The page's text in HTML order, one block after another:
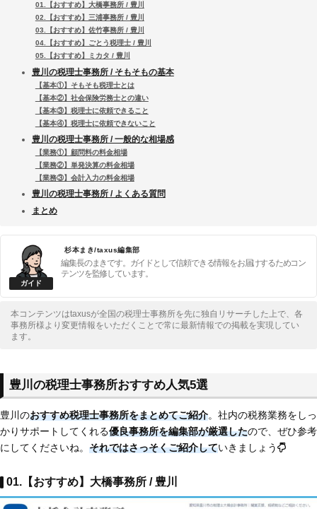
01.【おすすめ】大橋事務所 / 豊川
02.【おすすめ】三浦事務所 / 豊川
03.【おすすめ】佐竹事務所 / 豊川
04.【おすすめ】ごとう税理士 / 豊川
05.【おすすめ】ミカタ / 豊川
豊川の税理士事務所 / そもそもの基本
【基本①】そもそも税理士とは
【基本②】社会保険労務士との違い
【基本③】税理士に依頼できること
【基本④】税理士に依頼できないこと
豊川の税理士事務所 / 一般的な相場感
【業務①】顧問料の料金相場
【業務②】単発決算の料金相場
【業務③】会計入力の料金相場
豊川の税理士事務所 / よくある質問
まとめ
杉本まき/taxus編集部
編集長のまきです。ガイドとして信頼できる情報をお届けするためコン
テンツを監修しています。
本コンテンツはtaxusが全国の税理士事務所を先に独自リサーチした上で、各
事務所様より変更情報をいただくことで常に最新情報での掲載を実現してい
ます。
豊川の税理士事務所おすすめ人気5選
豊川のおすすめ税理士事務所をまとめてご紹介。社内の税務業務をしっ
かりサポートしてくれる優良事務所を編集部が厳選したので、ぜひ参考
にしてくださいね。 それではさっそくご紹介していきましょう
01.【おすすめ】大橋事務所 / 豊川